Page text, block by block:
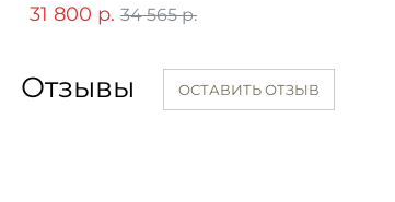
31 800 р. 34 565 р.
Отзывы ОСТАВИТЬ ОТЗЫВ